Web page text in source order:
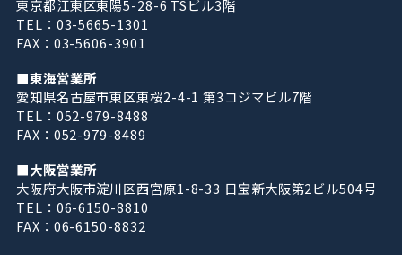
東京都江東区東陽5-28-6 TSビル3階
TEL：03-5665-1301
FAX：03-5606-3901
■東海営業所
愛知県名古屋市東区東桜2-4-1 第3コジマビル7階
TEL：052-979-8488
FAX：052-979-8489
■大阪営業所
大阪府大阪市淀川区西宮原1-8-33 日宝新大阪第2ビル504号
TEL：06-6150-8810
FAX：06-6150-8832